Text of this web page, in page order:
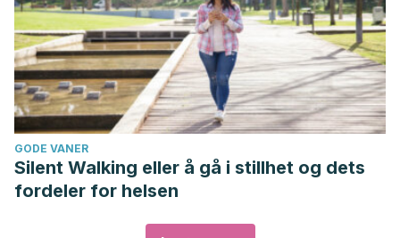
GODE VANER
Silent Walking eller å gå i stillhet og dets
fordeler for helsen